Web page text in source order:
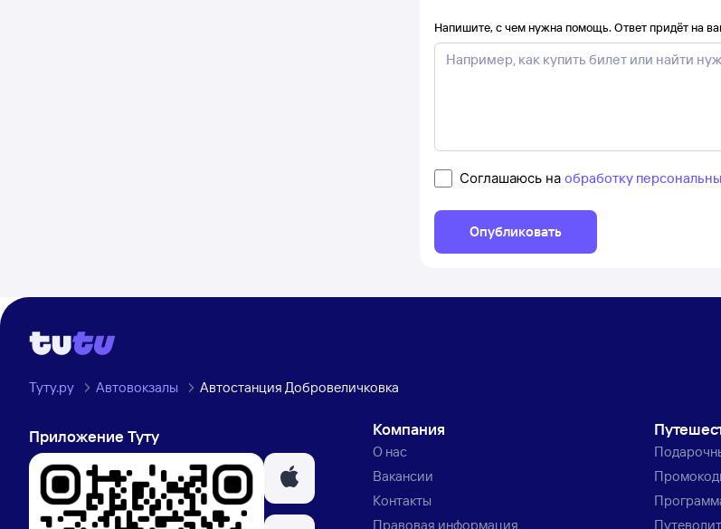
Напишите, с чем нужна помощь. Ответ придёт на
Соглашаюсь на обработку
Опубликовать
Туту.ру Автовокзалы Автостанция Добровеличковка
Приложение Туту Компания
О нас
Вакансии
Контакты
Правовая информация